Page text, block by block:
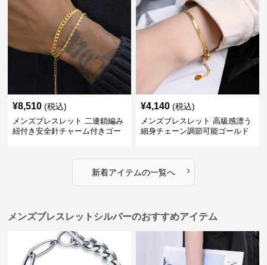
¥8,510 (税込)
メンズブレスレット 二連鎖編み
紐付き安全針チャーム付きゴー
¥4,140 (税込)
メンズブレスレット 高級感漂う
細身チェーン調節可能ゴールド
新着アイテムの一覧へ ›
メンズブレスレットシルバーのおすすめアイテム